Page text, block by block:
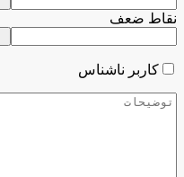
نقاط ضعف
کاربر ناشناس